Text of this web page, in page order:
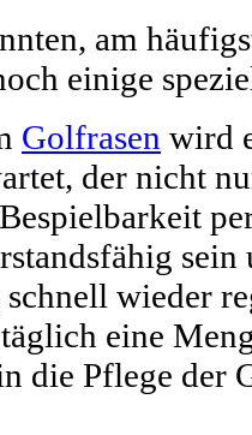
am
einige
Golfrasen wird
der nicht
sein
wieder
eine
die Pflege der